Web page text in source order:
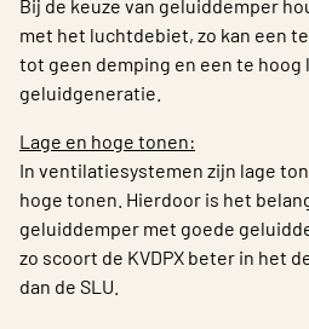
Bij de keuze van geluiddemper
met het luchtdebiet, zo kan een
tot geen demping en een te
geluidgeneratie.
Lage en hoge tonen:
In ventilatiesystemen zijn lage
hoge tonen. Hierdoor is het
geluiddemper met goede
zo scoort de KVDPX beter in het
dan de SLU.